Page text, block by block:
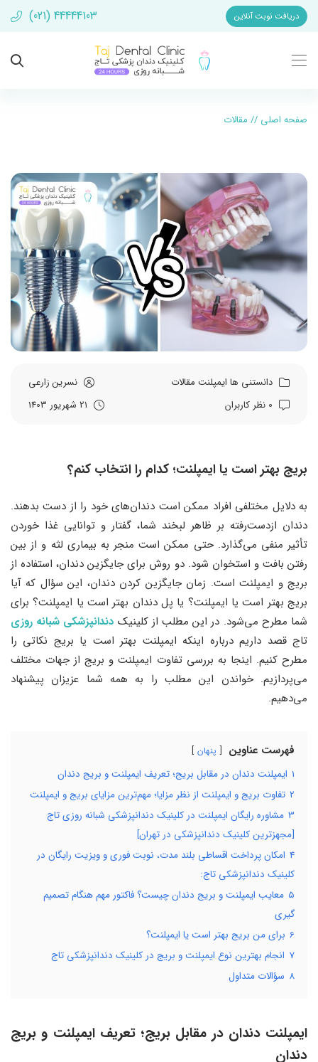
دریافت نوبت آنلاین (021) 44444103
صفحه اصلی // مقالات
دانستنی ها ایمپلنت مقالات
نسرین زارعی
بریج بهتر است یا ایمپلنت؛ کدام را انتخاب کنم؟
به دلایل مختلفی افراد ممکن است دندان‌های خود را از دست بدهند.
دندان ازدست‌رفته بر ظاهر لبخند شما، گفتار و توانایی غذا خوردن
تأثیر منفی می‌گذارد. حتی ممکن است منجر به بیماری لثه و از بین
رفتن بافت و استخوان شود. دو روش برای جایگزین دندان، استفاده از
بریج و ایمپلنت است. زمان جایگزین کردن دندان، این سؤال که آیا
بریج بهتر است یا ایمپلنت؟ یا پل دندان بهتر است یا ایمپلنت؟ برای
شما مطرح می‌شود. در این مطلب از کلینیک دندانپزشکی شبانه روزی
تاج قصد داریم درباره اینکه ایمپلنت بهتر است یا بریج نکاتی را
مطرح کنیم. اینجا به بررسی تفاوت ایمپلنت و بریج از جهات مختلف
می‌پردازیم. خواندن این مطلب را به همه شما عزیزان پیشنهاد
می‌دهیم.
فهرست عناوین پنهان
1 ایمپلنت دندان در مقابل بریج؛ تعریف ایمپلنت و بریج دندان
2 تفاوت بریج و ایمپلنت از نظر مزایا؛ مهم‌ترین مزایای بریج و ایمپلنت
3 مشاوره رایگان ایمپلنت در کلینیک دندانپزشکی شبانه روزی تاج
[مجهزترین کلینیک دندانپزشکی در تهران]
4 امکان پرداخت اقساطی بلند مدت، نوبت فوری و ویزیت رایگان در
کلینیک دندانپزشکی تاج:
5 معایب ایمپلنت و بریج دندان چیست؟ فاکتور مهم هنگام تصمیم
گیری
6 برای من بریج بهتر است یا ایمپلنت؟
7 انجام بهترین نوع ایمپلنت و بریج در کلینیک دندانپزشکی تاج
8 سؤالات متداول
ایمپلنت دندان در مقابل بریج؛ تعریف ایمپلنت و بریج
دندان